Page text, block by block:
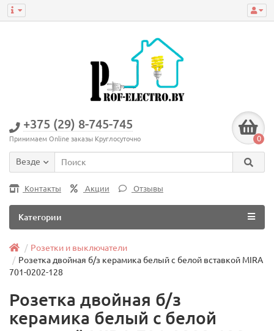
+375 (29) 8-745-745
Принимаем Online заказы Круглосуточно 0
Везде
Контакты Акции Отзывы
Категории
Розетки и выключатели
Розетка двойная б/з керамика белый с белой вставкой MIRA
701-0202-128
Розетка двойная б/з
керамика белый с белой